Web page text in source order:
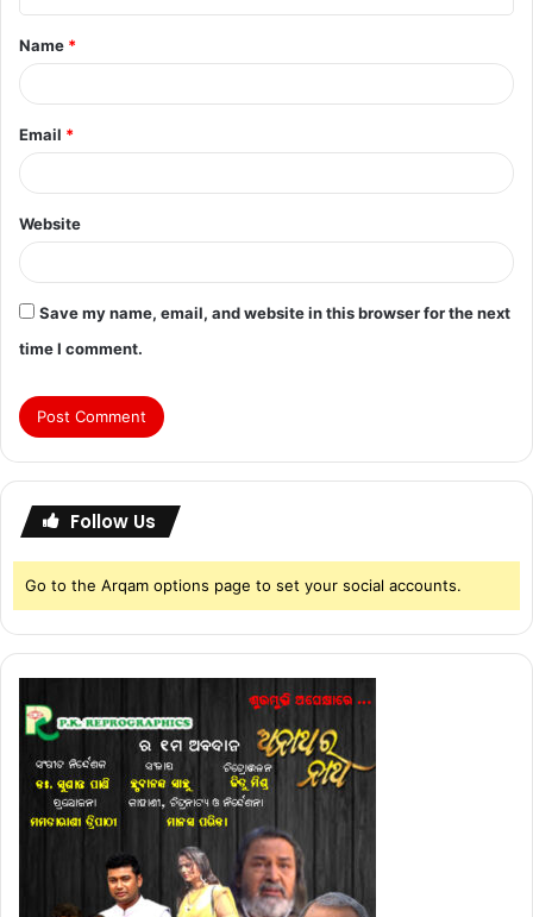
Name *
Email *
Website
Save my name, email, and website in this browser for the next
time I comment.
Follow Us
Go to the Arqam options page to set your social accounts.